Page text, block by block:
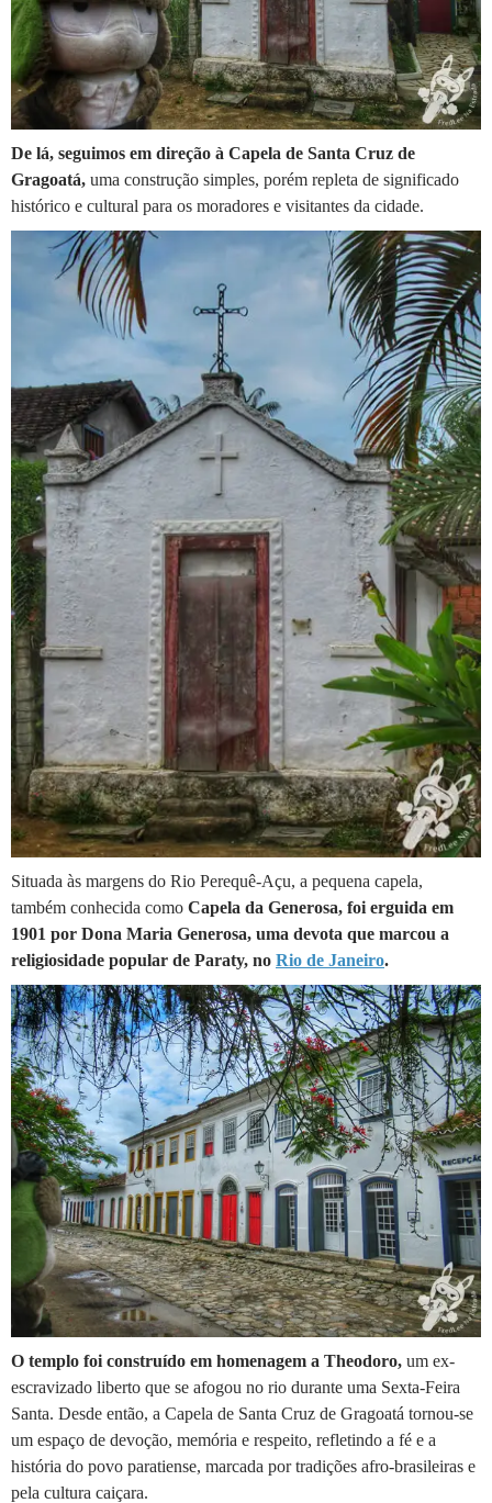
De lá, seguimos em direção à Capela de Santa Cruz de
Gragoatá, uma construção simples, porém repleta de significado
histórico e cultural para os moradores e visitantes da cidade.
Situada às margens do Rio Perequê-Açu, a pequena capela,
também conhecida como Capela da Generosa, foi erguida em
1901 por Dona Maria Generosa, uma devota que marcou a
religiosidade popular de Paraty, no Rio de Janeiro.
O templo foi construído em homenagem a Theodoro, um ex-
escravizado liberto que se afogou no rio durante uma Sexta-Feira
Santa. Desde então, a Capela de Santa Cruz de Gragoatá tornou-se
um espaço de devoção, memória e respeito, refletindo a fé e a
história do povo paratiense, marcada por tradições afro-brasileiras e
pela cultura caiçara.